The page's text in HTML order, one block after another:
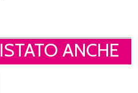
ANCHE